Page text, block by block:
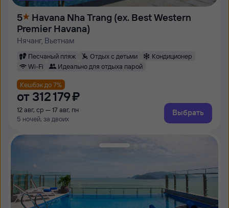
5
Havana Nha Trang (ex. Best Western
Premier Havana)
Нячанг, Вьетнам
Песчаный пляж Отдых с детьми
Кондиционер
Wi-Fi
Идеально для отдыха парой
Кешбэк до 7%
от 312 ⁠179 ⁠₽
12 авг, ср — 17 авг, пн
5 ночей, за двоих
Выбрать